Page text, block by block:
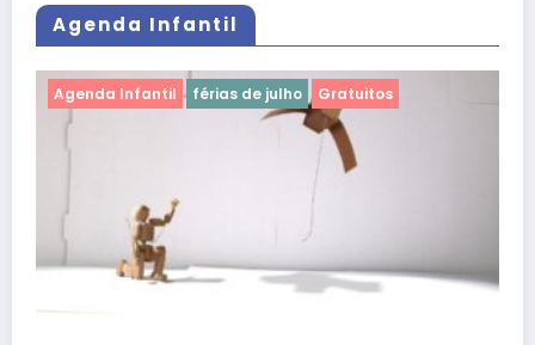
Agenda Infantil
Agenda Infantil férias de julho Gratuitos